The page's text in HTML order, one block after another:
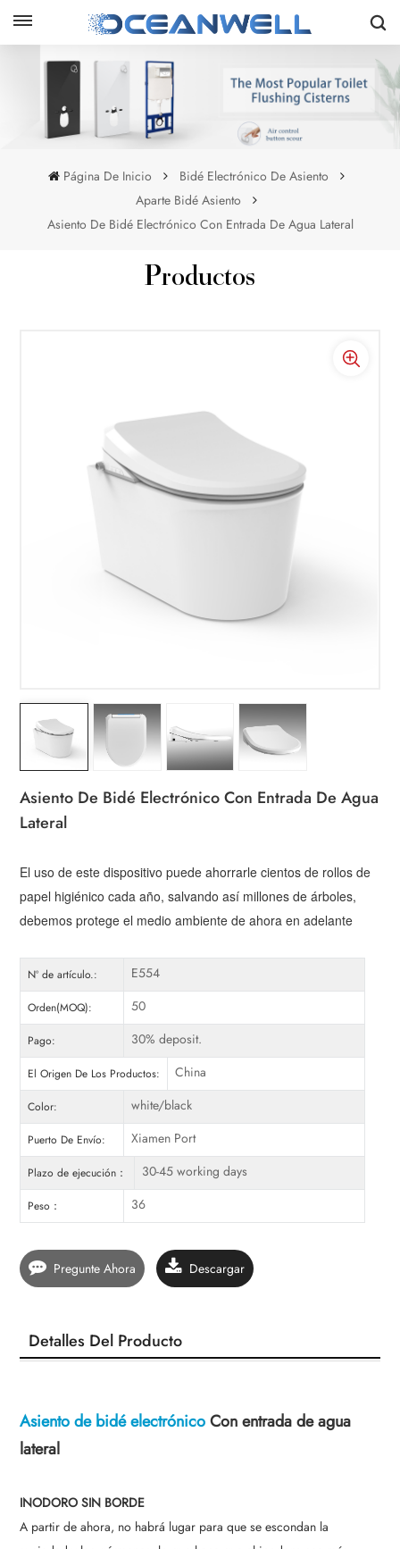
Página De Inicio
Bidé Electrónico De Asiento
Aparte Bidé Asiento
Asiento De Bidé Electrónico Con Entrada De Agua Lateral
Productos
Asiento De Bidé Electrónico Con Entrada De Agua
Lateral
El uso de este dispositivo puede ahorrarle cientos de rollos de
papel higiénico cada año, salvando así millones de árboles,
debemos protege el medio ambiente de ahora en adelante
Nº de artículo.: E554
Orden(MOQ): 50
Pago: 30% deposit.
El Origen De Los Productos: China
Color: white/black
Puerto De Envío: Xiamen Port
Plazo de ejecución： 30-45 working days
Peso： 36
Pregunte Ahora Descargar
Detalles Del Producto
Asiento de bidé electrónicoCon entrada de agua
lateral
INODORO SIN BORDE
A partir de ahora, no habrá lugar para que se escondan la